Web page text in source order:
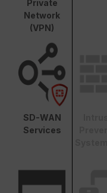
Private
Network
(VPN)
SD-WAN
Services